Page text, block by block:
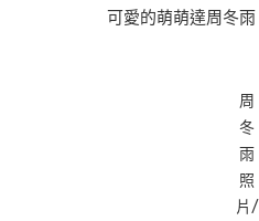
可愛的萌萌達周冬
周
冬
雨
照
片/